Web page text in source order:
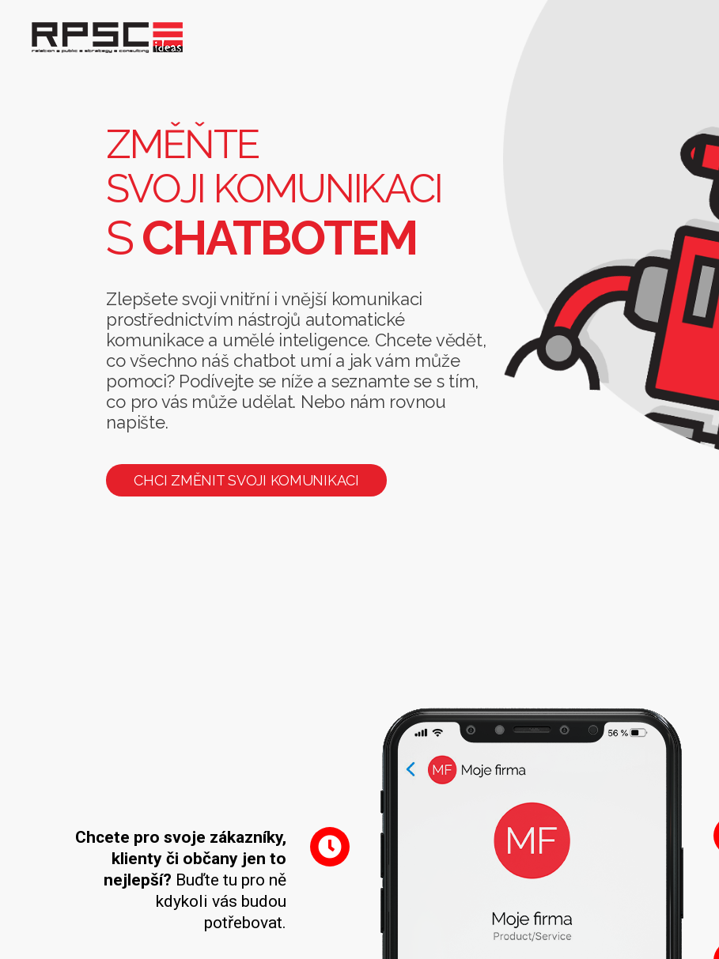
ZMĚŇTE
SVOJI KOMUNIKACI
SCHATBOTEM
Zlepšete svoji vnitřní i vnější komunikaci
prostřednictvím nástrojů automatické
komunikace a umělé inteligence. Chcete vědět,
co všechno náš chatbot umí a jak vám může
pomoci? Podívejte se níže a seznamte se s tím,
co pro vás může udělat. Nebo nám rovnou
napište.
CHCI ZMĚNIT SVOJI KOMUNIKACI
Chcete pro svoje zákazníky,
klienty či občany jen to
nejlepší? Buďte tu pro ně
kdykoli vás budou
potřebovat.